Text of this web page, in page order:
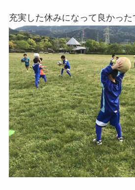
充実した休みになって良かった